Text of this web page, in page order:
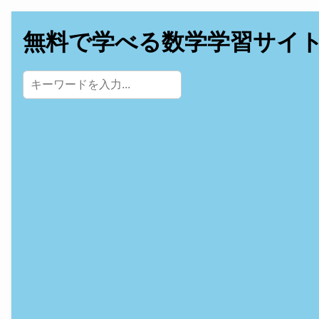
無料で学べる数学学習サイ
サイト内検索